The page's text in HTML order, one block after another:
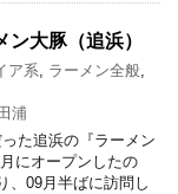
大豚（追浜）
ア系, ラーメン全般,
浦
た追浜の『ラーメン
にオープンしたの
、09月半ばに訪問し